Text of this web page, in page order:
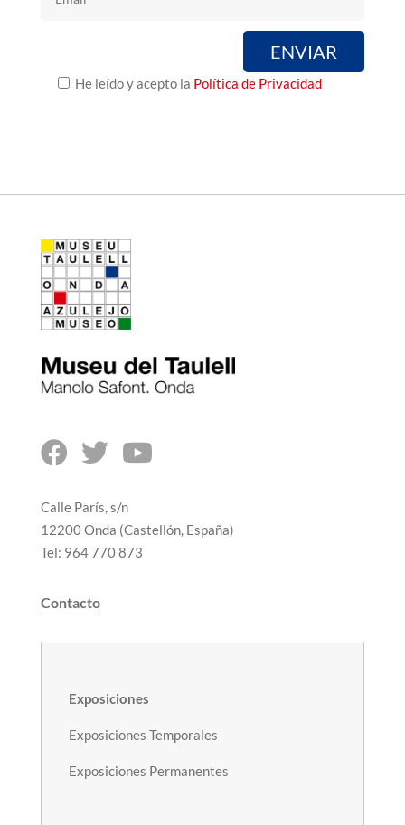
He leído y acepto la Política de Privacidad
  
Calle París, s/n
12200 Onda (Castellón, España)
Tel: 964 770 873
Contacto
Exposiciones
Exposiciones Temporales
Exposiciones Permanentes